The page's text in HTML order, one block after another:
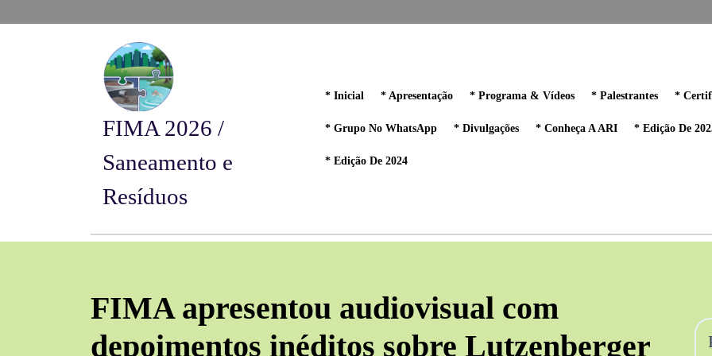
FIMA 2026 /
Saneamento e
Resíduos
* Inicial * Apresentação * Programa & Vídeos * Palestrantes *
* Grupo No WhatsApp * Divulgações * Conheça A ARI * Edição De
* Edição De 2024
FIMA apresentou audiovisual com
depoimentos inéditos sobre Lutzenberger